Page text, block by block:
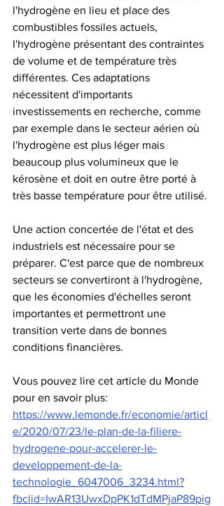
l'hydrogène en lieu et place des
combustibles fossiles actuels,
l'hydrogène présentant des contraintes
de volume et de température très
différentes. Ces adaptations
nécessitent d'importants
investissements en recherche, comme
par exemple dans le secteur aérien où
l'hydrogène est plus léger mais
beaucoup plus volumineux que le
kérosène et doit en outre être porté à
très basse température pour être utilisé.
Une action concertée de l'état et des
industriels est nécessaire pour se
préparer. C'est parce que de nombreux
secteurs se convertiront à l'hydrogène,
que les économies d'échelles seront
importantes et permettront une
transition verte dans de bonnes
conditions financières.
Vous pouvez lire cet article du Monde
pour en savoir plus:
https://www.lemonde.fr/economie/articl
e/2020/07/23/le-plan-de-la-filiere-
hydrogene-pour-accelerer-le-
developpement-de-la-
technologie_6047006_3234.html?
fbclid=IwAR13UwxDpPK1dTdMPjaP89pig